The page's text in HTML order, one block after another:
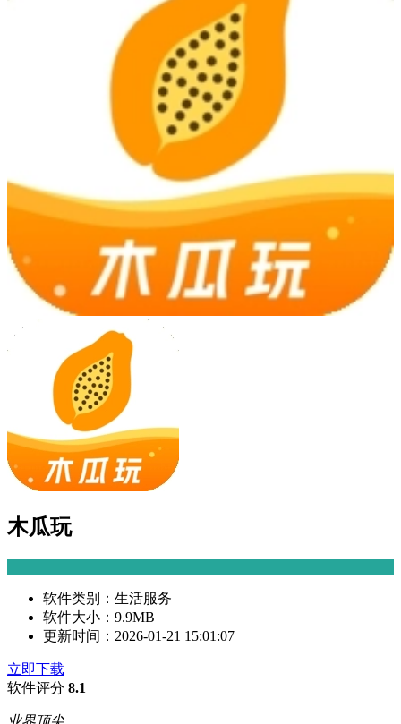
木瓜玩
软件类别： 生活服务
软件大小： 9.9MB
更新时间： 2026-01-21 15:01:07
立即下载
软件评分 8.1
业界顶尖